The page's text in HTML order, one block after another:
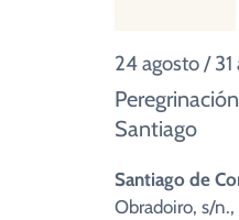
24 agosto/
Santiago
Santiago de
Obradoiro, s/